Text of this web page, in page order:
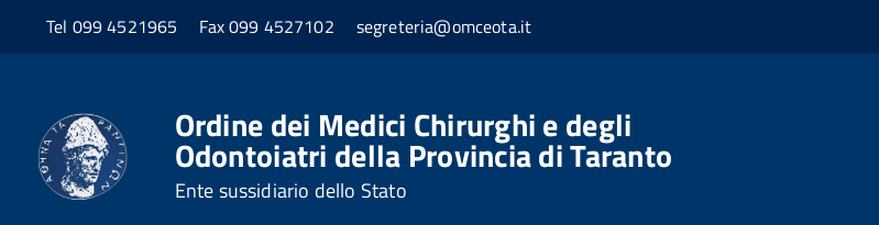
Tel 099 4521965 Fax 099 4527102 segreteria@omceota.it
Ordine dei Medici Chirurghi e degli
Odontoiatri della Provincia di Taranto
Ente sussidiario dello Stato
Home Servizi Online Sportello Online Stampa Autocertificazione
Stampa autocertificazione
I professionisti iscritti all'Ordine dei Medici di Taranto possono stampare